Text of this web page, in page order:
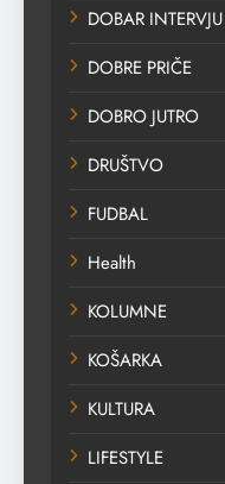
DOBAR INTERVJU
DOBRE PRIČE
DOBRO JUTRO
DRUŠTVO
FUDBAL
Health
KOLUMNE
KOŠARKA
KULTURA
LIFESTYLE